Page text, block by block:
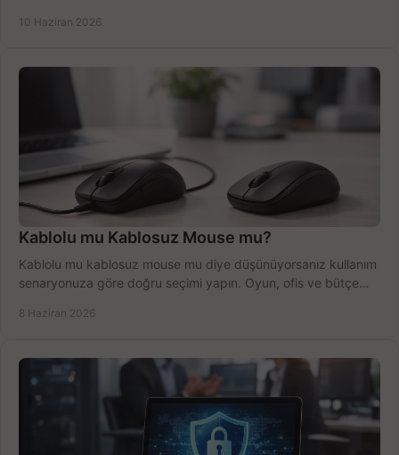
10 Haziran 2026
Kablolu mu Kablosuz Mouse mu?
Kablolu mu kablosuz mouse mu diye düşünüyorsanız kullanım
senaryonuza göre doğru seçimi yapın. Oyun, ofis ve bütçe
8 Haziran 2026